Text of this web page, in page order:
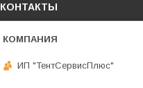
КОНТАКТЫ
ИП "ТентСервисПлюс"